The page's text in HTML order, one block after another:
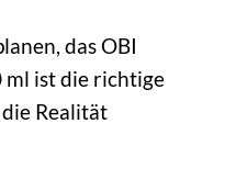
das OBI
ml ist die richtige
Realität